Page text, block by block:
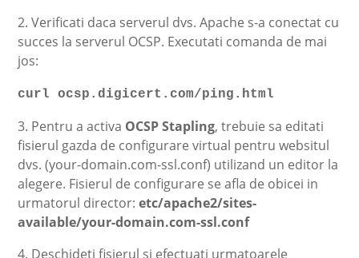
2. Verificati daca serverul dvs. Apache s-a conectat cu
succes la serverul OCSP. Executati comanda de mai
jos:
curl ocsp.digicert.com/ping.html
3. Pentru a activa OCSP Stapling, trebuie sa editati
fisierul gazda de configurare virtual pentru websitul
dvs. (your-domain.com-ssl.conf) utilizand un editor la
alegere. Fisierul de configurare se afla de obicei in
urmatorul director:etc/apache2/sites-
available/your-domain.com-ssl.conf
4. Deschideti fisierul si efectuati urmatoarele